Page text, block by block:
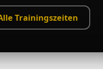
Trainingszeiten